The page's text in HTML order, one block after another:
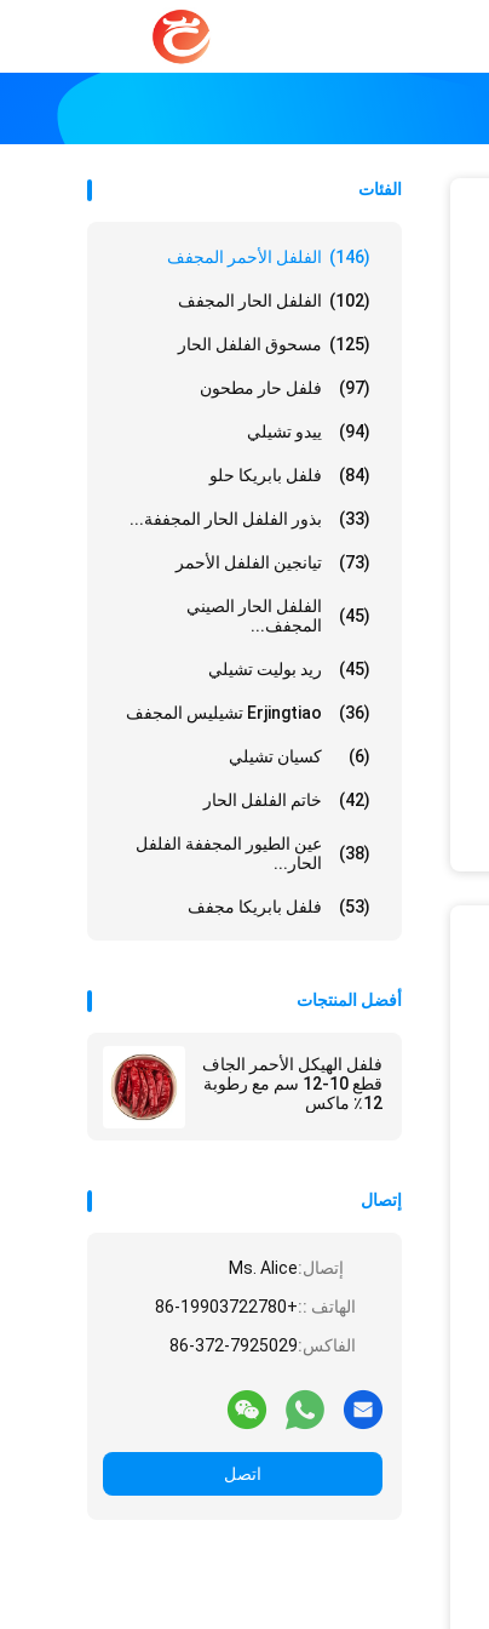
الفئات
الفلفل الأحمر المجفف (146)
الفلفل الحار المجفف (102)
مسحوق الفلفل الحار (125)
فلفل حار مطحون (97)
ييدو تشيلي (94)
فلفل بابريكا حلو (84)
بذور الفلفل الحار المجففة... (33)
تيانجين الفلفل الأحمر (73)
الفلفل الحار الصيني
المجفف...
(45)
ريد بوليت تشيلي (45)
Erjingtiao تشيليس المجفف (36)
كسيان تشيلي (6)
خاتم الفلفل الحار (42)
عين الطيور المجففة الفلفل
الحار...
(38)
فلفل بابريكا مجفف (53)
أفضل المنتجات
فلفل الهيكل الأحمر الجاف
قطع 10-12 سم مع رطوبة
12٪ ماكس
إتصال
إتصال:Ms. Alice
الهاتف ::+86-19903722780
الفاكس:86-372-7925029
اتصل